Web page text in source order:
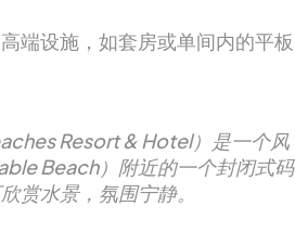
端设施，如套房或单间内的平板
Resort & Hotel）是一个风
Beach）附近的一个封闭式码
赏水景，氛围宁静。